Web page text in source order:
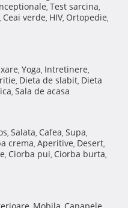
, Test sarcina,
, Ceai verde, HIV, Ortopedie,
, Yoga, Intretinere,
, Dieta de slabit, Dieta
, Sala de acasa
, Salata, Cafea, Supa,
crema, Aperitive, Desert,
, Ciorba pui, Ciorba burta,